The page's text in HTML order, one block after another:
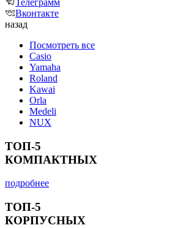
Телеграмм
Вконтакте
назад
Посмотреть все
Casio
Yamaha
Roland
Kawai
Orla
Medeli
NUX
ТОП-5
КОМПАКТНЫХ
подробнее
ТОП-5
КОРПУСНЫХ